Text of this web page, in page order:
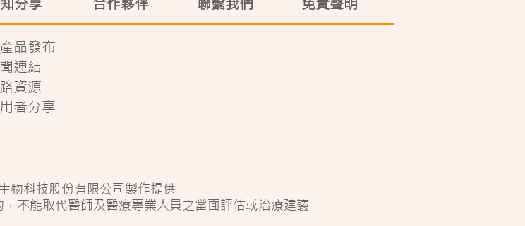
分享 合作夥伴 聯繫我們 免責聲明
品發布
連結
資源
者分享
物科技股份有限公司製作提供
不能取代醫師及醫療專業人員之當面評估或治療建議